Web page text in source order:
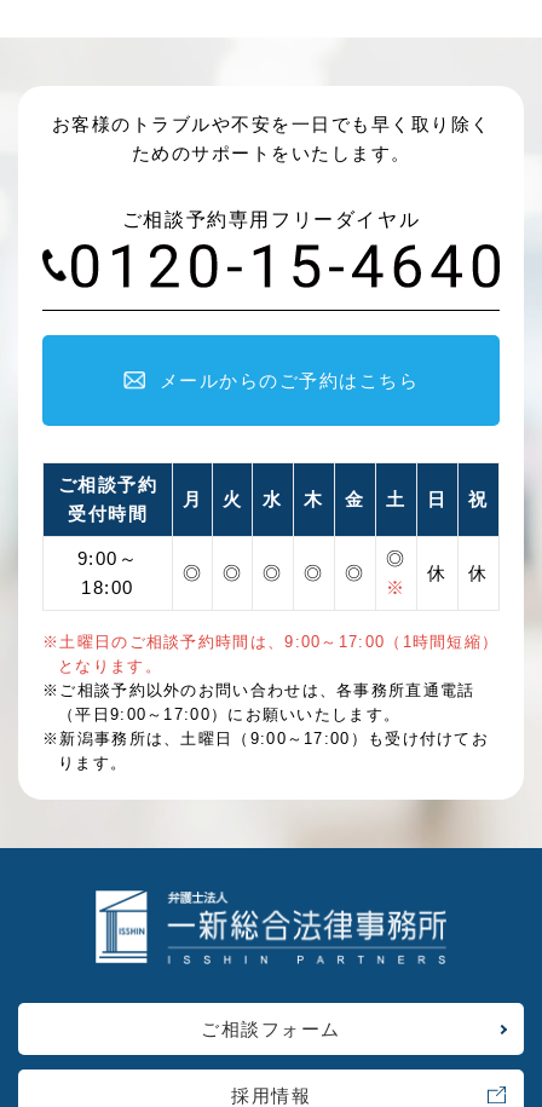
お客様のトラブルや不安を一日でも早く取り除く
ためのサポートをいたします。
ご相談予約専用フリーダイヤル
メールからのご予約はこちら
ご相談予約
受付時間
月 火 水 木 金 土 日 祝
9:00～
18:00
◎ ◎ ◎ ◎ ◎
◎
※
休 休
※土曜日のご相談予約時間は、9:00～17:00（1時間短縮）
となります。
※ご相談予約以外のお問い合わせは、各事務所直通電話
（平日9:00～17:00）にお願いいたします。
※新潟事務所は、土曜日（9:00～17:00）も受け付けてお
ります。
ご相談フォーム
採用情報